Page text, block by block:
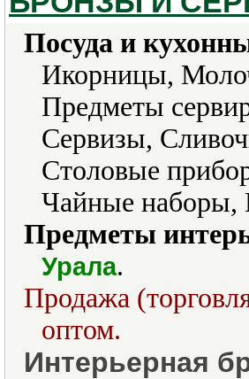
Посуда и
Икорницы,
Предметы
Сервизы,
Столовые
Чайные
Предметы
Урала.
Продажа
оптом.
Интерьерная